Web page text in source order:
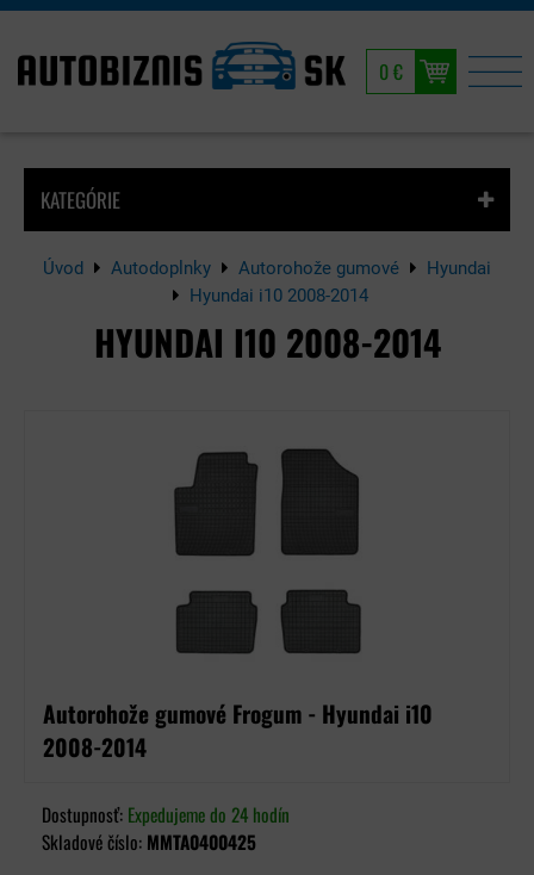
0 €
Úvod Autodoplnky Autorohože gumové
Hyundai
Hyundai i10 2008-2014
HYUNDAI I10 2008-2014
KATEGÓRIE
Autorohože gumové Frogum - Hyundai i10
2008-2014
Dostupnosť: Expedujeme do 24 hodín
Skladové číslo: MMTA0400425